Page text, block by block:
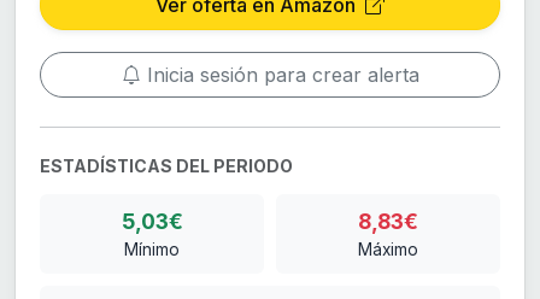
Ver oferta en Amazon
Inicia sesión para crear alerta
ESTADÍSTICAS DEL PERIODO
5,03€
Mínimo
8,83€
Máximo